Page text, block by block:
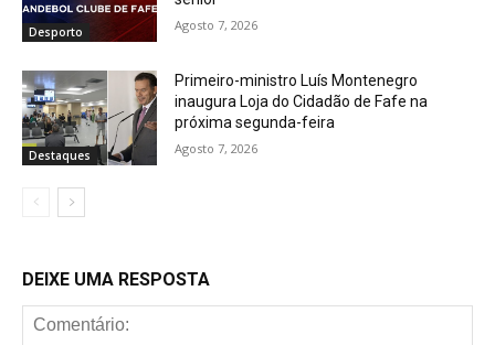
Desporto Agosto 7, 2026
Destaques
Primeiro-ministro Luís Montenegro
inaugura Loja do Cidadão de Fafe na
próxima segunda-feira
Agosto 7, 2026
DEIXE UMA RESPOSTA